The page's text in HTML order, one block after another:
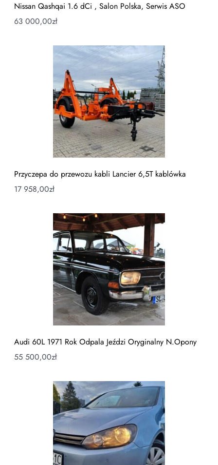
Nissan Qashqai 1.6 dCi , Salon Polska, Serwis ASO
63 000,00zł
Przyczepa do przewozu kabli Lancier 6,5T kablówka
17 958,00zł
Audi 60L 1971 Rok Odpala Jeździ Oryginalny N.Opony
55 500,00zł